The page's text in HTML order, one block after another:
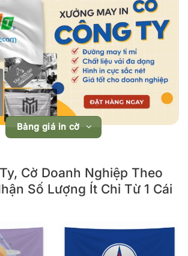
Bảng giá in cờ
Cờ Doanh Nghiệp Theo
Số Lượng Ít Chỉ Từ 1 Cái